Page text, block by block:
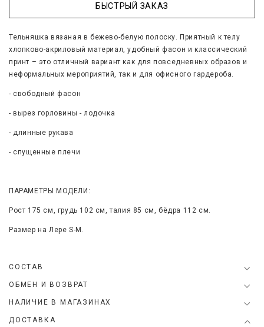
БЫСТРЫЙ ЗАКАЗ
Тельняшка вязаная в бежево-белую полоску. Приятный к телу
хлопково-акриловый материал, удобный фасон и классический
принт – это отличный вариант как для повседневных образов и
неформальных мероприятий, так и для офисного гардероба.
- свободный фасон
- вырез горловины - лодочка
- длинные рукава
- спущенные плечи
ПАРАМЕТРЫ МОДЕЛИ:
Рост 175 см, грудь 102 см, талия 85 см, бёдра 112 см.
Размер на Лере S-M .
СОСТАВ
ОБМЕН И ВОЗВРАТ
НАЛИЧИЕ В МАГАЗИНАХ
ДОСТАВКА